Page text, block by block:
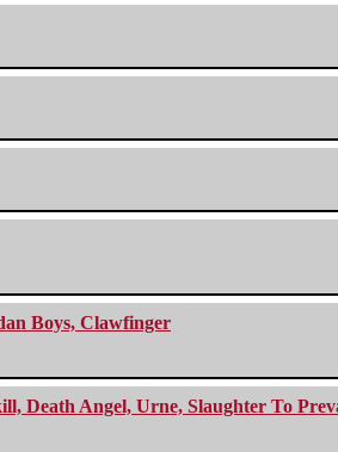
Boys, Clawfinger
Death Angel, Urne, Slaughter To